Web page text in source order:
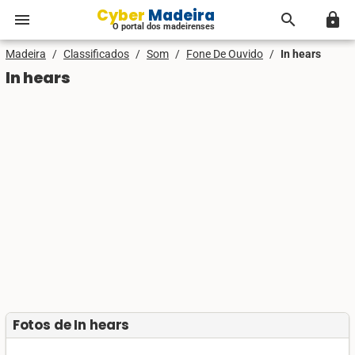
menu Cyber Madeira
O portal dos madeirenses search lock
Madeira / Classificados / Som / Fone De Ouvido / In hears
In hears
Fotos de In hears